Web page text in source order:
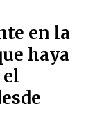
en la
haya
el